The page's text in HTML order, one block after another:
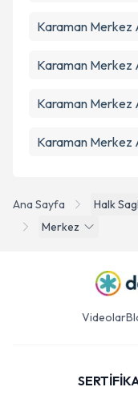
Ana Sayfa Halk
Merkez
Karaman Merkez
Karaman Merkez
Karaman Merkez
Karaman Merkez
Videolar